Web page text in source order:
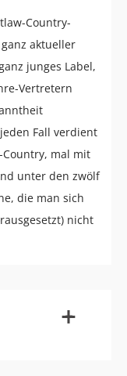
Country-
aktueller
junges Label,
Vertretern
Fall verdient
Country, mal mit
unter den zwölf
die man sich
nicht
+
-